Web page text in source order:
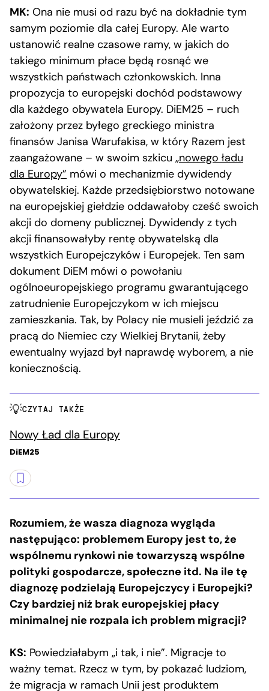
MK: Ona nie musi od razu być na dokładnie tym
samym poziomie dla całej Europy. Ale warto
ustanowić realne czasowe ramy, w jakich do
takiego minimum płace będą rosnąć we
wszystkich państwach członkowskich. Inna
propozycja to europejski dochód podstawowy
dla każdego obywatela Europy. DiEM25 – ruch
założony przez byłego greckiego ministra
finansów Janisa Warufakisa, w który Razem jest
zaangażowane – w swoim szkicu „nowego ładu
dla Europy” mówi o mechanizmie dywidendy
obywatelskiej. Każde przedsiębiorstwo notowane
na europejskiej giełdzie oddawałoby cześć swoich
akcji do domeny publicznej. Dywidendy z tych
akcji finansowałyby rentę obywatelską dla
wszystkich Europejczyków i Europejek. Ten sam
dokument DiEM mówi o powołaniu
ogólnoeuropejskiego programu gwarantującego
zatrudnienie Europejczykom w ich miejscu
zamieszkania. Tak, by Polacy nie musieli jeździć za
pracą do Niemiec czy Wielkiej Brytanii, żeby
ewentualny wyjazd był naprawdę wyborem, a nie
koniecznością.
CZYTAJ TAKŻE
Nowy Ład dla Europy
DiEM25
Rozumiem, że wasza diagnoza wygląda
następująco: problemem Europy jest to, że
wspólnemu rynkowi nie towarzyszą wspólne
polityki gospodarcze, społeczne itd. Na ile tę
diagnozę podzielają Europejczycy i Europejki?
Czy bardziej niż brak europejskiej płacy
minimalnej nie rozpala ich problem migracji?
KS: Powiedziałabym „i tak, i nie”. Migracje to
ważny temat. Rzecz w tym, by pokazać ludziom,
że migracja w ramach Unii jest produktem